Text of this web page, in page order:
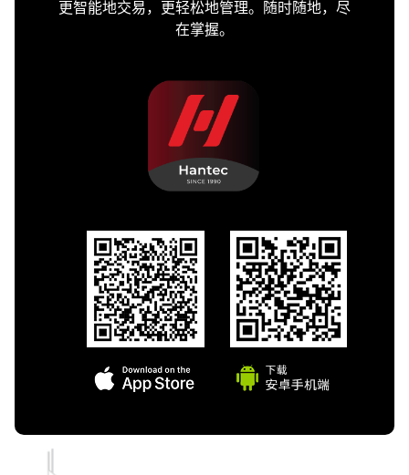
更智能地交易，更轻松地管理。随时随地，尽
在掌握。